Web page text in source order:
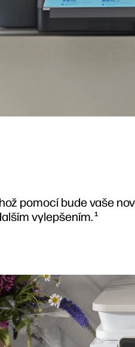
pomocí bude vaše
vylepšením. 1